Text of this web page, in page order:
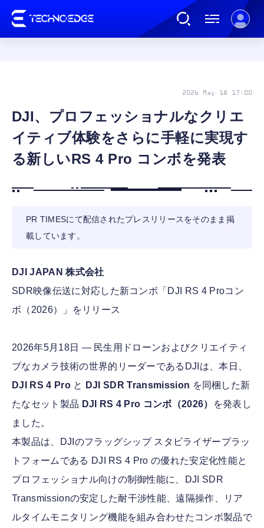
AI
ガジェット
ゲーム
カルチャー
FOLLOW US
DJI、プロフェッショナルなクリエ
イティブ体験をさらに手軽に実現す
る新しいRS 4 Pro コンボを発表
2026 May 18 17:00
PR TIMESにて配信されたプレスリリースをそのまま掲
載しています。
DJI JAPAN 株式会社
SDR映像伝送に対応した新コンボ「DJI RS 4 Proコン
ボ（2026）」をリリース
2026年5月18日 ― 民生用ドローンおよびクリエイティ
ブなカメラ技術の世界的リーダーであるDJIは、本日、
DJI RS 4 Proと DJI SDR Transmission を同梱した新
たなセット製品 DJI RS 4 Pro コンボ（2026）
を発表し
ました。
本製品は、DJIのフラッグシップ スタビライザープラッ
トフォームである DJI RS 4 Pro の優れた安定化性能と
プロフェッショナル向けの制御性能に、DJI SDR
Transmissionの安定した耐干渉性能、遠隔操作、リア
ルタイムモニタリング機能を組み合わせたコンボ製品で